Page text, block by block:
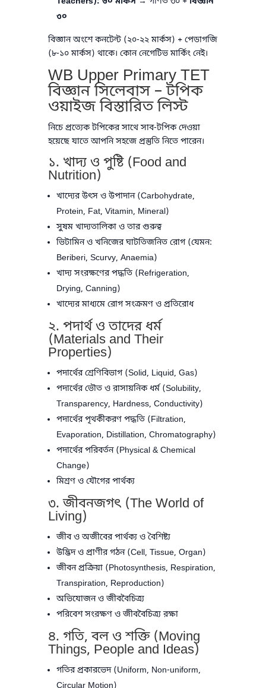
৩০
বিজ্ঞান অংশে কনটেন্ট (২০-২২ মার্কস) + পেডাগজি
(৮-১০ মার্কস) থাকে। কোন নেগেটিভ মার্কিং নেই।
WB Upper Primary TET
বিজ্ঞান সিলেবাস – টপিক
ওয়াইজ বিস্তারিত লিস্ট
নিচে প্রত্যেক টপিকের সাথে সাব-টপিক দেওয়া
হয়েছে যাতে আপনি সহজে প্রস্তুতি নিতে পারেন।
১. খাদ্য ও পুষ্টি (Food and
Nutrition)
খাদ্যের উৎস ও উপাদান (Carbohydrate,
Protein, Fat, Vitamin, Mineral)
সুষম খাদ্যতালিকা ও তার গুরুত্ব
ভিটামিন ও খনিজের ঘাটতিজনিত রোগ (যেমন:
Beriberi, Scurvy, Anaemia)
খাদ্য সংরক্ষণের পদ্ধতি (Refrigeration,
Drying, Canning)
খাদ্যের মাধ্যমে রোগ সংক্রমণ ও প্রতিরোধ
২. পদার্থ ও তাদের ধর্ম
(Materials and Their
Properties)
পদার্থের শ্রেণিবিভাগ (Solid, Liquid, Gas)
পদার্থের ভৌত ও রাসায়নিক ধর্ম (Solubility,
Transparency, Hardness, Conductivity)
পদার্থের পৃথকীকরণ পদ্ধতি (Filtration,
Evaporation, Distillation, Chromatography)
পদার্থের পরিবর্তন (Physical & Chemical
Change)
মিশ্রণ ও যৌগের পার্থক্য
৩. জীবনজগৎ (The World of
Living)
জীব ও অজীবের পার্থক্য ও বৈশিষ্ট্য
উদ্ভিদ ও প্রাণীর গঠন (Cell, Tissue, Organ)
জীবন প্রক্রিয়া (Photosynthesis, Respiration,
Transpiration, Reproduction)
অভিযোজন ও জীববৈচিত্র্য
পরিবেশ সংরক্ষণ ও জীববৈচিত্র্য রক্ষা
৪. গতি, বল ও শক্তি (Moving
Things, People and Ideas)
গতির প্রকারভেদ (Uniform, Non-uniform,